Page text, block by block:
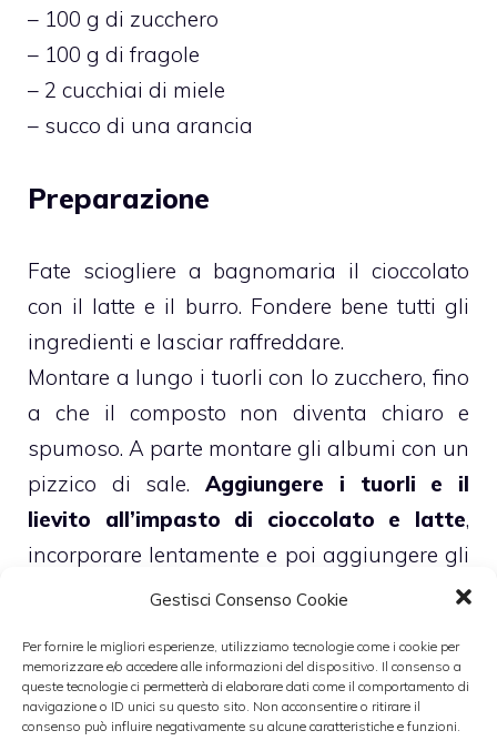
Gestisci Consenso Cookie
Per fornire le migliori esperienze, utilizziamo tecnologie come i cookie per
memorizzare e/o accedere alle informazioni del dispositivo. Il consenso a
queste tecnologie ci permetterà di elaborare dati come il comportamento di
navigazione o ID unici su questo sito. Non acconsentire o ritirare il
consenso può influire negativamente su alcune caratteristiche e funzioni.
– 100 g di zucchero
– 100 g di fragole
– 2 cucchiai di miele
– succo di una arancia
Preparazione
Fate sciogliere a bagnomaria il cioccolato
con il latte e il burro. Fondere bene tutti gli
ingredienti e lasciar raffreddare.
Montare a lungo i tuorli con lo zucchero, fino
a che il composto non diventa chiaro e
spumoso. A parte montare gli albumi con un
pizzico di sale.Aggiungere i tuorli e il
lievito all’impasto di cioccolato e latte,
incorporare lentamente e poi aggiungere gli
albumi pian piano, mescolando dal basso
Cuocere in forno preriscaldato a 160 gradi
per circa 40 minuti.
Per farcire la torta: tagliate a toccheti le